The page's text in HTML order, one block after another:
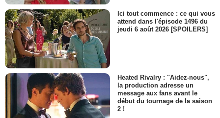
Ici tout commence : ce qui vous
attend dans l'épisode 1496 du
jeudi 6 août 2026 [SPOILERS]
Heated Rivalry : "Aidez-nous",
la production adresse un
message aux fans avant le
début du tournage de la saison
2 !